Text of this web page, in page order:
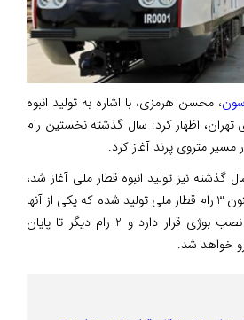
، محسن هرمزی، با اشاره به تولید انبوه
تهران، اظهار کرد: سال گذشته نخستین رام
متروی پرند آغاز کرد.
گذشته نیز تولید انبوه قطار ملی آغاز شد،
ادامه داد: در این راستا تاکنون 3 رام قطار ملی تولید شده که یکی از آنها
در مراحل پایانی مونتاژ و نصب بوژی قرار دارد و 2 رام دیگر تا پایان
خواهد شد.